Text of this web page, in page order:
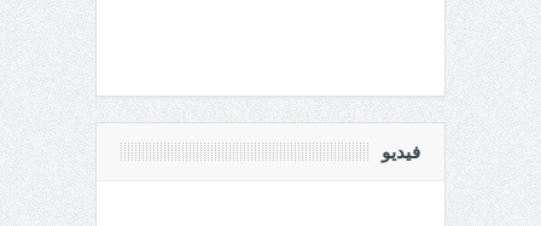
فيديو